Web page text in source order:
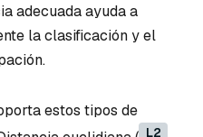
adecuada ayuda a
la clasificación y el
estos tipos de
L2